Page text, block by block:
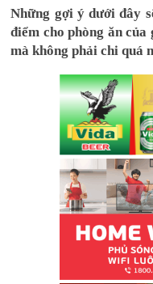
Những gợi ý dưới đây
điểm cho phòng ăn
mà không phải chi quá